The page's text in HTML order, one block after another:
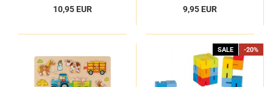
10,95 EUR 9,95 EUR
SALE -20%